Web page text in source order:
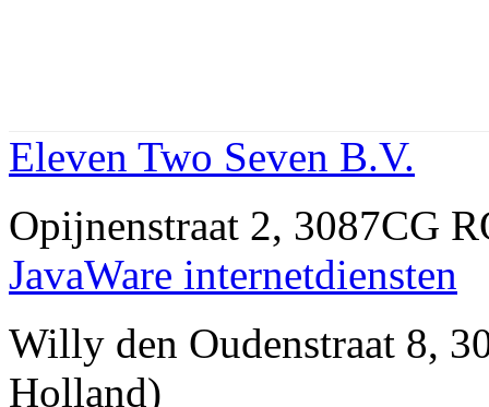
Eleven Two Seven B.V.
Opijnenstraat 2, 3087CG
JavaWare internetdiensten
Willy den Oudenstraat 8,
Holland)